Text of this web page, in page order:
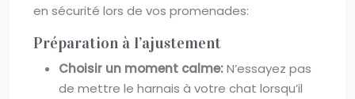
en sécurité lors de vos promenades:
Préparation à l’ajustement
Choisir un moment calme:N’essayez pas
de mettre le harnais à votre chat lorsqu’il